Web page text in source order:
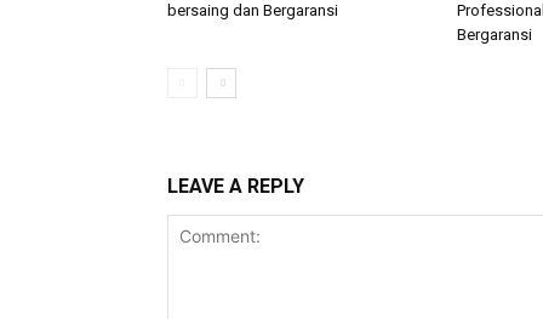
bersaing dan Bergaransi
Bergaransi
LEAVE A REPLY